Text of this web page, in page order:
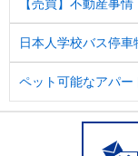
【売買】不動産事情
日本人学校バス停車
ペット可能なアパー